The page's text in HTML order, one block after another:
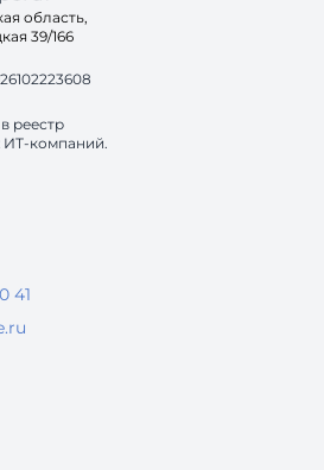
область,
39/166
реестр
ИТ-компаний.
41